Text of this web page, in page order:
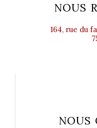
NOUS
164, rue du
NOUS